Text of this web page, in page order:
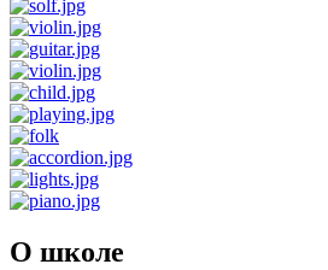
О школе